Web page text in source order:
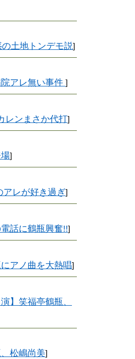
土地トンデモ説]
アレ無い事件 ]
レンまさか代打]
]
アレが好き過ぎ]
話に鶴瓶興奮!!]
アノ曲を大熱唱]
】笑福亭鶴瓶、
松嶋尚美]